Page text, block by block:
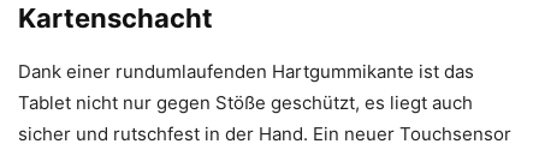
Kartenschacht
Dank einer rundumlaufenden Hartgummikante ist das
Tablet nicht nur gegen Stöße geschützt, es liegt auch
sicher und rutschfest in der Hand. Ein neuer Touchsensor